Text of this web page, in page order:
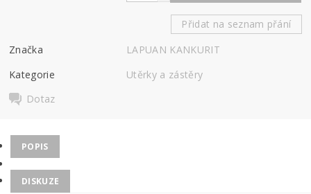
Přidat na seznam přání
Značka
LAPUAN KANKURIT
Kategorie
Utěrky a zástěry
Dotaz
POPIS
DISKUZE